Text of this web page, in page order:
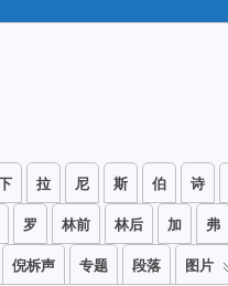
拉 尼 斯 伯 诗
罗 林前 林后 加 弗
倪柝声 专题 段落 图片